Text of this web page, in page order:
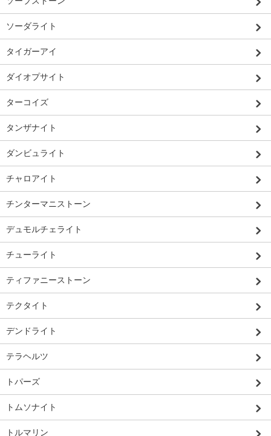
ソーダライト
タイガーアイ
ダイオプサイト
ターコイズ
タンザナイト
ダンビュライト
チャロアイト
チンターマニストーン
デュモルチェライト
チューライト
ティファニーストーン
テクタイト
デンドライト
テラヘルツ
トパーズ
トムソナイト
トルマリン